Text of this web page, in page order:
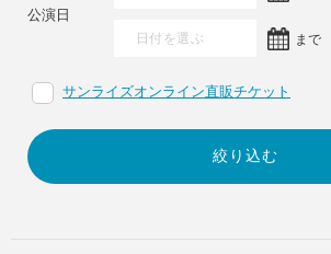
公演日
まで
サンライズオンライン直販チケット